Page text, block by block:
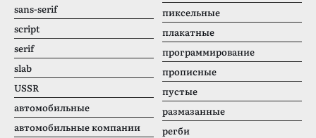
sans-serif
script
serif
slab
USSR
автомобильные
автомобильные компании
пиксельные
плакатные
программирование
прописные
пустые
размазанные
регби